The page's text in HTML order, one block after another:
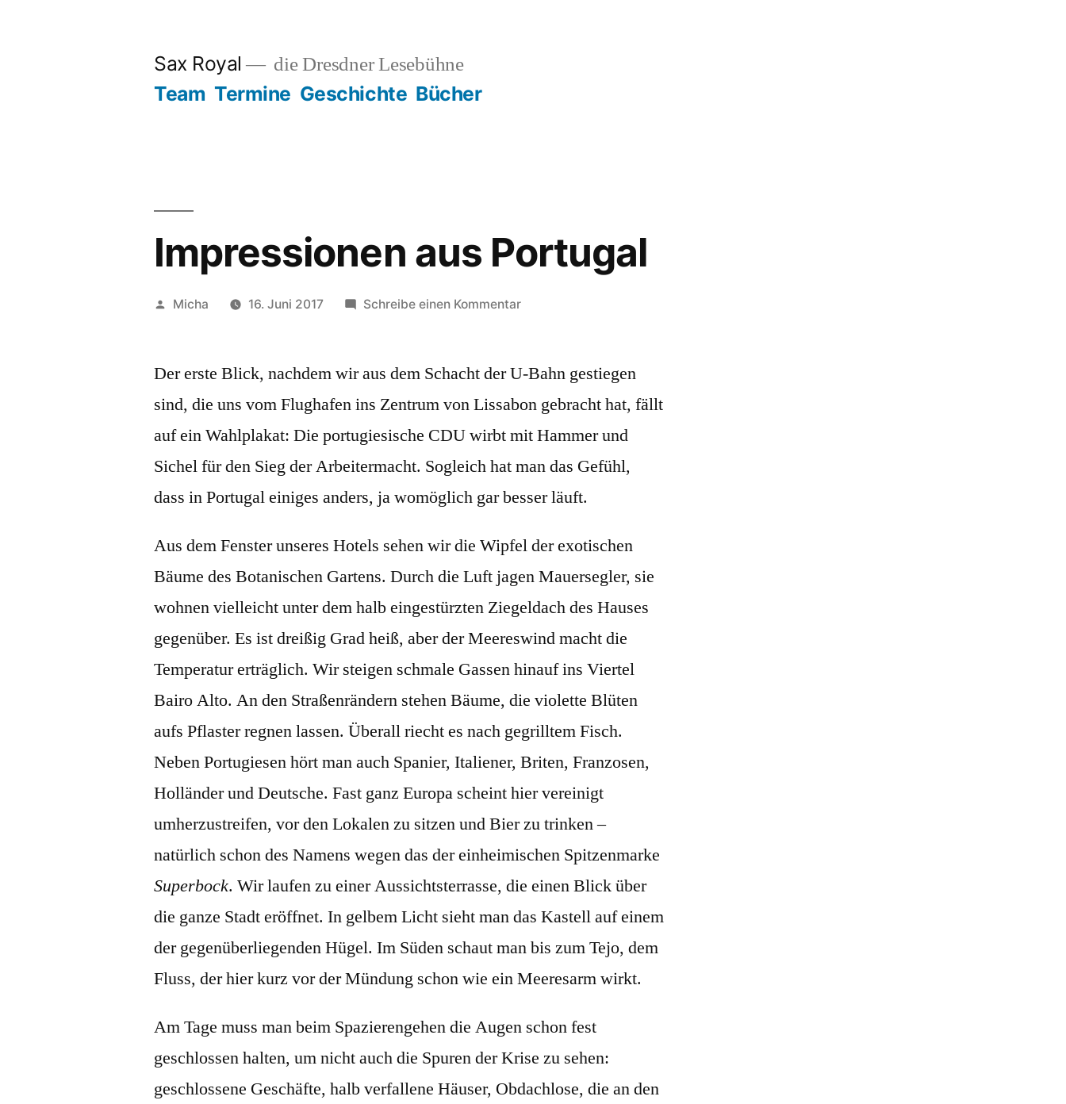
Sax Royal die Dresdner Lesebühne
Team Termine Geschichte Bücher
Impressionen aus Portugal
Veröffentlicht
Micha 16. Juni 2017 Schreibe einen Kommentarzu
Portugal
Der erste Blick, nachdem wir aus dem Schacht der U-Bahn gestiegen
sind, die uns vom Flughafen ins Zentrum von Lissabon gebracht hat, fällt
auf ein Wahlplakat: Die portugiesische CDU wirbt mit Hammer und
Sichel für den Sieg der Arbeitermacht. Sogleich hat man das Gefühl,
dass in Portugal einiges anders, ja womöglich gar besser läuft.
Aus dem Fenster unseres Hotels sehen wir die Wipfel der exotischen
Bäume des Botanischen Gartens. Durch die Luft jagen Mauersegler, sie
wohnen vielleicht unter dem halb eingestürzten Ziegeldach des Hauses
gegenüber. Es ist dreißig Grad heiß, aber der Meereswind macht die
Temperatur erträglich. Wir steigen schmale Gassen hinauf ins Viertel
Bairo Alto. An den Straßenrändern stehen Bäume, die violette Blüten
aufs Pflaster regnen lassen. Überall riecht es nach gegrilltem Fisch.
Neben Portugiesen hört man auch Spanier, Italiener, Briten, Franzosen,
Holländer und Deutsche. Fast ganz Europa scheint hier vereinigt
umherzustreifen, vor den Lokalen zu sitzen und Bier zu trinken –
natürlich schon des Namens wegen das der einheimischen Spitzenmarke
Superbock. Wir laufen zu einer Aussichtsterrasse, die einen Blick über
die ganze Stadt eröffnet. In gelbem Licht sieht man das Kastell auf einem
der gegenüberliegenden Hügel. Im Süden schaut man bis zum Tejo, dem
Fluss, der hier kurz vor der Mündung schon wie ein Meeresarm wirkt.
Am Tage muss man beim Spazierengehen die Augen schon fest
geschlossen halten, um nicht auch die Spuren der Krise zu sehen:
geschlossene Geschäfte, halb verfallene Häuser, Obdachlose, die an den